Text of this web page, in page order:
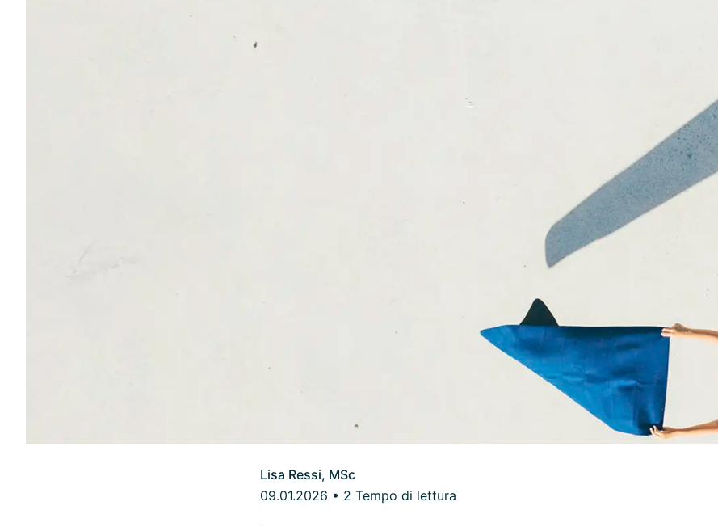
Lisa Ressi, MSc
09.01.2026 • 2 Tempo di lettura